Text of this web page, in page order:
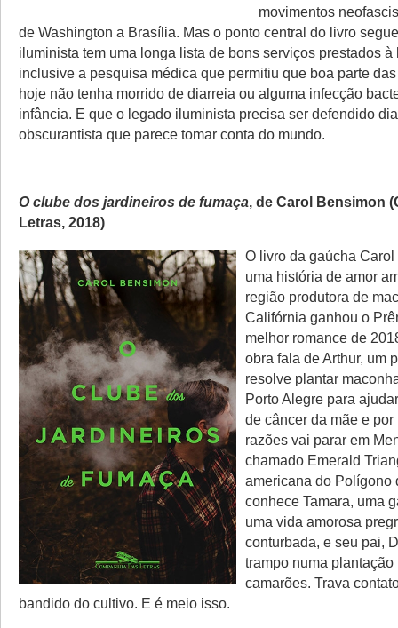
movimentos
de Washington a Brasília. Mas o ponto central do livro
iluminista tem uma longa lista de bons serviços prestados à
inclusive a pesquisa médica que permitiu que boa parte
hoje não tenha morrido de diarreia ou alguma infecção
infância. E que o legado iluminista precisa ser defendido
obscurantista que parece tomar conta do mundo.
O clube dos jardineiros de fumaça, de Carol Bensimon
Letras, 2018)
O livro da gaúcha
uma história de amor
região produtora de
Califórnia ganhou o
melhor romance de
obra fala de Arthur, um
resolve plantar
Porto Alegre para
de câncer da mãe e
razões vai parar em
chamado Emerald
americana do Polígono
conhece Tamara, uma
uma vida amorosa
conturbada, e seu pai,
trampo numa plantação
camarões. Trava
bandido do cultivo. E é meio isso.